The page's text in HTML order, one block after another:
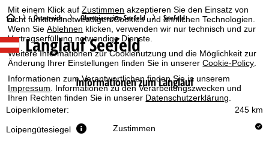
Mit einem Klick aufZustimmen akzeptieren Sie den Einsatz von
nicht funktionsnotwendigen Cookies und ähnlichen Technologien.
Wenn SieAblehnen klicken, verwenden wir nur technisch und zur
Vertragserfüllung notwendige Dienste.
Weitere Informationen zur Cookienutzung und die Möglichkeit zur
Änderung Ihrer Einstellungen finden Sie in unsererCookie-Policy
Informationen zum Verantwortlichen finden Sie in unserem
Impressum . Informationen zu den Verarbeitungszwecken und
Ihren Rechten finden Sie in unserer Datenschutzerklärung
Zustimmen
S
t
a
r
t
Österreich Olympiaregion Seefeld Seefeld
Langlauf Seefeld
Informationen zum Langlauf
245 km
Loipenkilometer:
Loipengütesiegel